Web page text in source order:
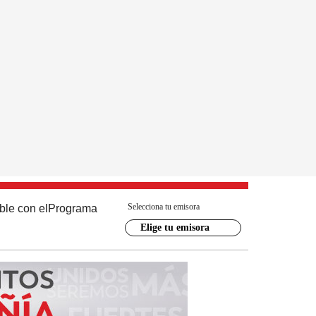
con el Programa Selecciona tu emisora
Elige tu emisora